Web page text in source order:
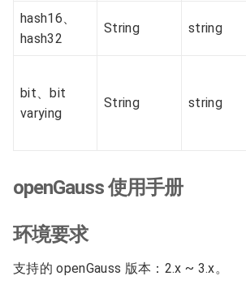
hash16、
hash32
String string
bit、bit
varying
String string
openGauss 使用手册
环境要求
支持的 openGauss 版本：2.x ~ 3.x。